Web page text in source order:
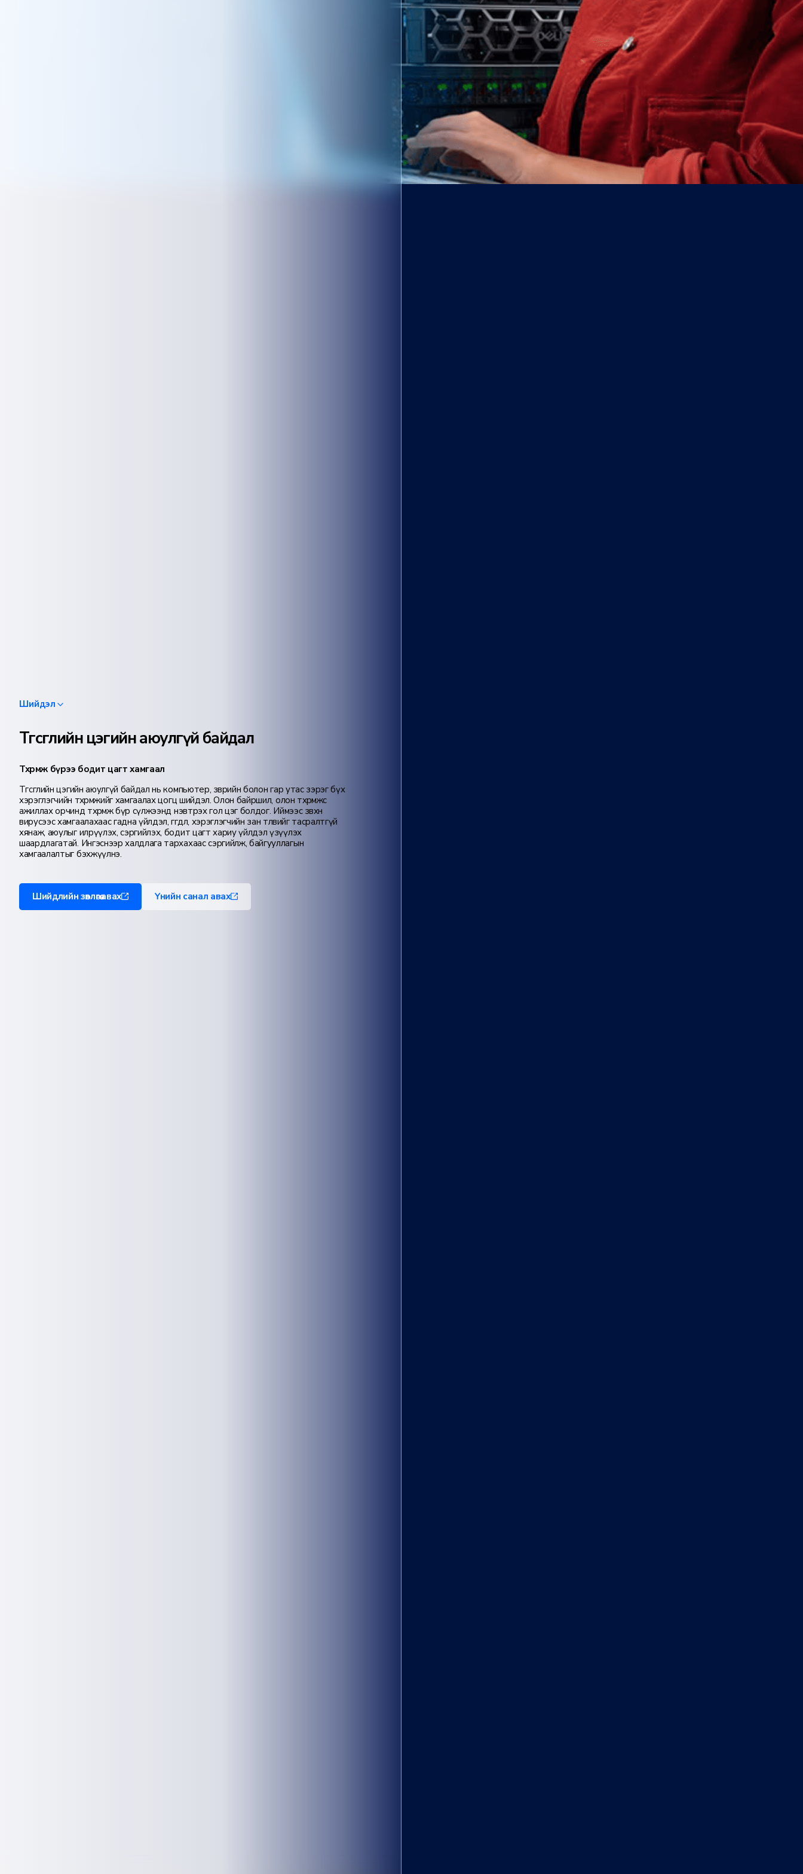
Шийдэл
Төгсгөлийн цэгийн аюулгүй байдал
Төхөөрөмж бүрээ бодит цагт хамгаал
Төгсгөлийн цэгийн аюулгүй байдал нь компьютер, зөөврийн болон гар утас зэрэг бүх
хэрэглэгчийн төхөөрөмжийг хамгаалах цогц шийдэл. Олон байршил, олон төхөөрөмжөөс
ажиллах орчинд төхөөрөмж бүр сүлжээнд нэвтрэх гол цэг болдог. Иймээс зөвхөн
вирусээс хамгаалахаас гадна үйлдэл, өгөгдөл, хэрэглэгчийн зан төлөвийг тасралтгүй
хянаж, аюулыг илрүүлэх, сэргийлэх, бодит цагт хариу үйлдэл үзүүлэх
шаардлагатай. Ингэснээр халдлага тархахаас сэргийлж, байгууллагын
хамгаалалтыг бэхжүүлнэ.
Шийдлийн зөвлөгөө авах Үнийн санал авах